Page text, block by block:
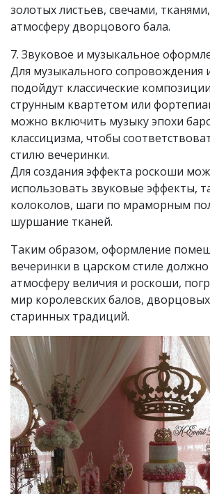
золотых листьев, свечами,
атмосферу дворцового бала.
7. Звуковое и музыкальное
Для музыкального сопровождения
подойдут классические
струнным квартетом или
можно включить музыку эпохи
классицизма, чтобы
стилю вечеринки.
Для создания эффекта роскоши
использовать звуковые эффекты,
колоколов, шаги по мраморным
шуршание тканей.
Таким образом, оформление
вечеринки в царском стиле должно
атмосферу величия и роскоши,
мир королевских балов,
старинных традиций.